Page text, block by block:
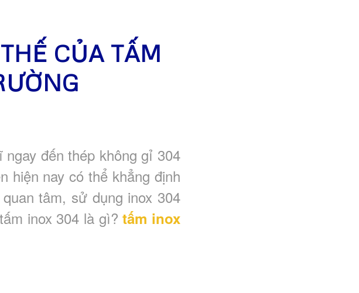
CỦA TẤM
đến thép không gỉ 304
hiện nay có thể khẳng định
tâm, sử dụng inox 304
inox 304 là gì?tấm inox